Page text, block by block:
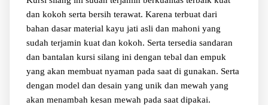
dan kokoh serta bersih terawat. Karena terbuat dari
bahan dasar material kayu jati asli dan mahoni yang
sudah terjamin kuat dan kokoh. Serta tersedia sandaran
dan bantalan kursi silang ini dengan tebal dan empuk
yang akan membuat nyaman pada saat di gunakan. Serta
dengan model dan desain yang unik dan mewah yang
akan menambah kesan mewah pada saat dipakai.